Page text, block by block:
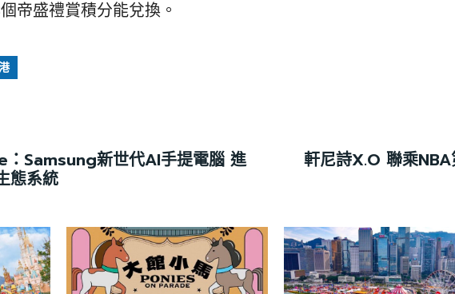
帝盛禮賞積分能兌換。
Samsung新世代AI手提電腦 進
態系統
軒尼詩X.O 聯乘